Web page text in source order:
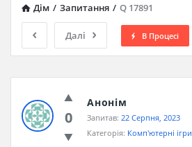
Дім / Запитання / Q 17891
Далі В Процесі
0
Анонім
Запитав: 22 Серпня, 2023
Категорія: Комп'ютерні ігри